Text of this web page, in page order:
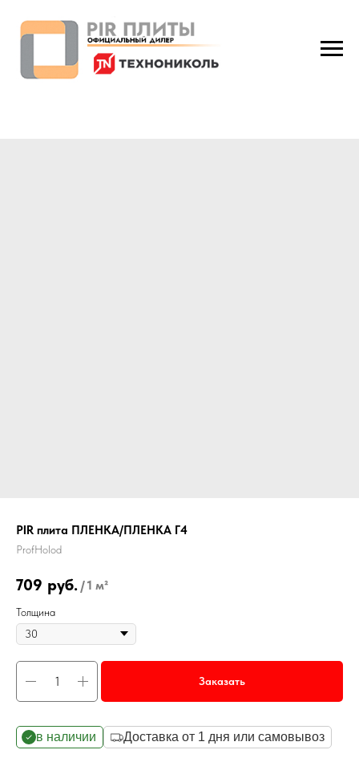
PIR плита ПЛЕНКА/ПЛЕНКА Г4
ProfHolod
709 руб. /1 м²
Толщина
Заказать
в наличии Доставка от 1 дня или самовывоз